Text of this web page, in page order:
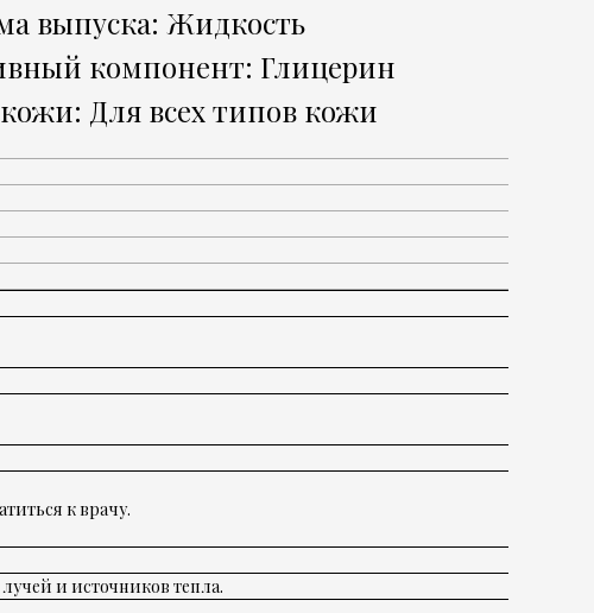
выпуска: Жидкость
компонент: Глицерин
Для всех типов кожи
к врачу.
и источников тепла.